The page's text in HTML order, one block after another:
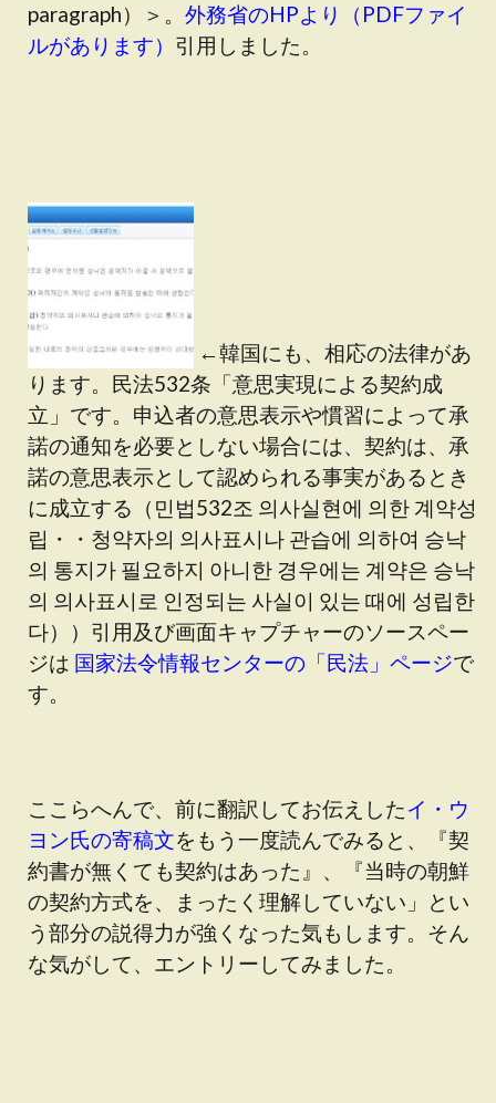
paragraph）＞。 外務省のHPより（PDFファイ
ルがあります） 引用しました。
←韓国にも、相応の法律があ
ります。民法532条「意思実現による契約成
立」です。申込者の意思表示や慣習によって承
諾の通知を必要としない場合には、契約は、承
諾の意思表示として認められる事実があるとき
に成立する（민법532조 의사실현에 의한 계약성
립・・청약자의 의사표시나 관습에 의하여 승낙
의 통지가 필요하지 아니한 경우에는 계약은 승낙
의 의사표시로 인정되는 사실이 있는 때에 성립한
다））引用及び画面キャプチャーのソースペー
ジは 国家法令情報センターの「民法」ページで
す。
ここらへんで、前に翻訳してお伝えしたイ・ウ
ヨン氏の寄稿文をもう一度読んでみると、『契
約書が無くても契約はあった』、『当時の朝鮮
の契約方式を、まったく理解していない」とい
う部分の説得力が強くなった気もします。そん
な気がして、エントリーしてみました。